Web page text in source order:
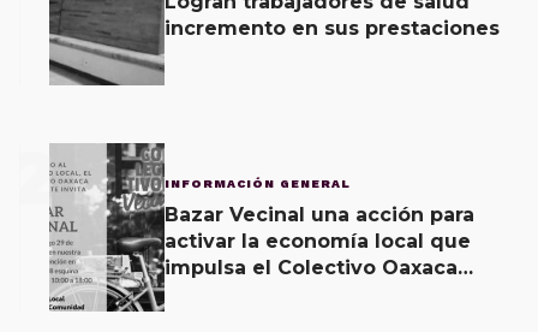
incremento en sus prestaciones
2 INFORMACIÓN GENERAL
Bazar Vecinal una acción para
activar la economía local que
impulsa el Colectivo Oaxaca